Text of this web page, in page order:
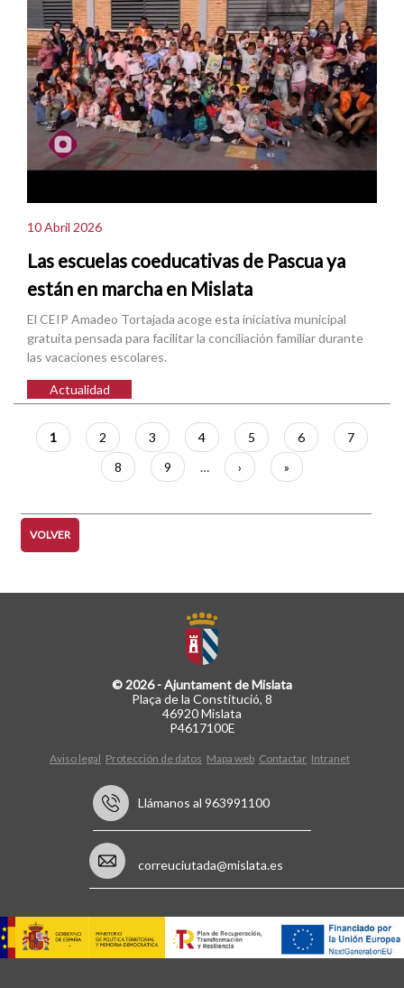
10 Abril 2026
Las escuelas coeducativas de Pascua ya
están en marcha en Mislata
El CEIP Amadeo Tortajada acoge esta iniciativa municipal
gratuita pensada para facilitar la conciliación familiar durante
las vacaciones escolares.
Actualidad
Paginación
Página
actual
1 Página
2 Página
3 Página
4 Página
5 Página
6 Página
7
Página
8 Página
9 …
Siguiente
página
›
Última
página
»
VOLVER
© 2026 - Ajuntament de Mislata
Plaça de la Constitució, 8
46920 Mislata
P4617100E
Aviso legal Protección de datos Mapa web Contactar Intranet
Llámanos al 963991100
correuciutada@mislata.es